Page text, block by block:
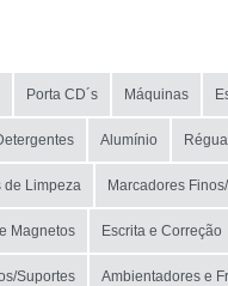
Porta CD´s Máquinas
Alumínio
de Limpeza Marcadores
Magnetos Escrita e Correção
Suportes Ambientadores e